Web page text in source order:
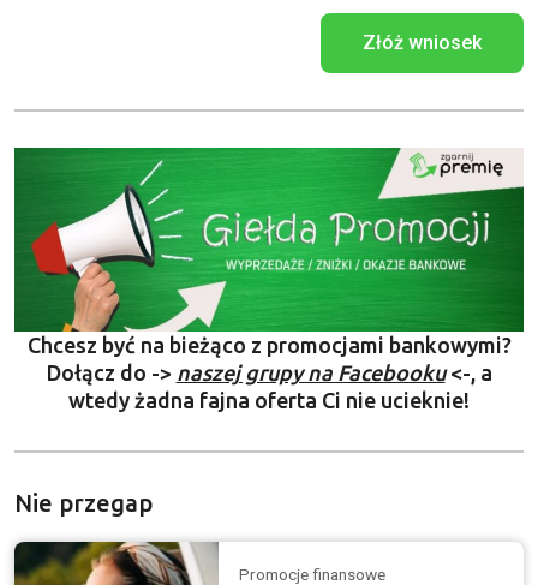
Złóż wniosek
Chcesz być na bieżąco z promocjami bankowymi?
Dołącz do -> naszej grupy na Facebooku<-, a
wtedy żadna fajna oferta Ci nie ucieknie!
Nie przegap
Promocje finansowe